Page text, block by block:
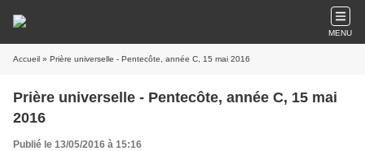
MENU
Accueil » Prière universelle - Pentecôte, année C, 15 mai 2016
Prière universelle - Pentecôte, année C, 15 mai
2016
Publié le 13/05/2016 à 15:16